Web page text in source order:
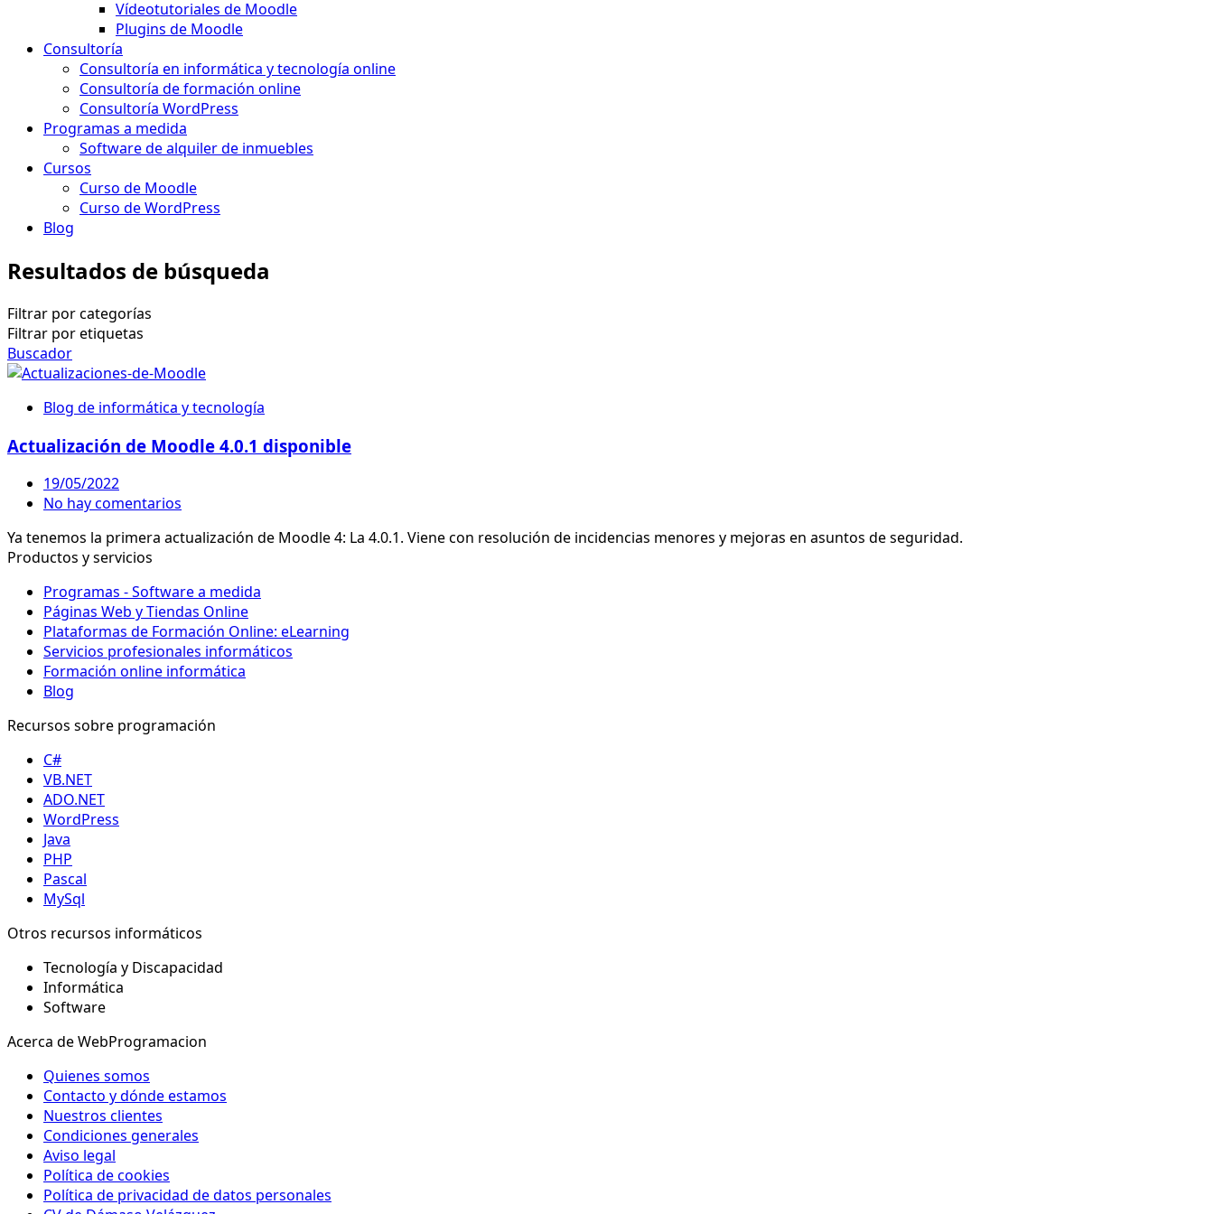
Vídeotutoriales de Moodle
Plugins de Moodle
Consultoría
Consultoría en informática y tecnología online
Consultoría de formación online
Consultoría WordPress
Programas a medida
Software de alquiler de inmuebles
Cursos
Curso de Moodle
Curso de WordPress
Blog
Resultados de búsqueda
Filtrar por categorías
Filtrar por etiquetas
Buscador
Blog de informática y tecnología
Actualización de Moodle 4.0.1 disponible
19/05/2022
No hay comentarios
Ya tenemos la primera actualización de Moodle 4: La 4.0.1. Viene con resolución de incidencias menores y mejoras en asuntos de seguridad.
Productos y servicios
Programas - Software a medida
Páginas Web y Tiendas Online
Plataformas de Formación Online: eLearning
Servicios profesionales informáticos
Formación online informática
Blog
Recursos sobre programación
C#
VB.NET
ADO.NET
WordPress
Java
PHP
Pascal
MySql
Otros recursos informáticos
Tecnología y Discapacidad
Informática
Software
Acerca de WebProgramacion
Quienes somos
Contacto y dónde estamos
Nuestros clientes
Condiciones generales
Aviso legal
Política de cookies
Política de privacidad de datos personales